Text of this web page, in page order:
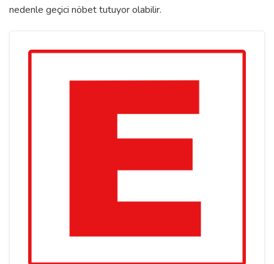
nedenle geçici nöbet tutuyor olabilir.